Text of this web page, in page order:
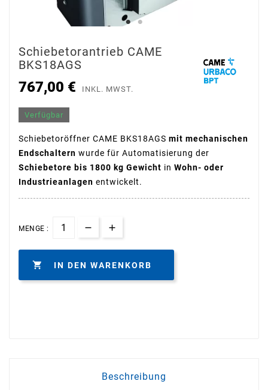
Schiebetorantrieb CAME
BKS18AGS
767,00 € INKL. MWST.
Verfügbar
Schiebetoröffner CAME BKS18AGS mit mechanischen
Endschaltern wurde für Automatisierung der
Schiebetore bis 1800 kg Gewicht in Wohn- oder
Industrieanlagen entwickelt.
MENGE :
 IN DEN WARENKORB
Beschreibung